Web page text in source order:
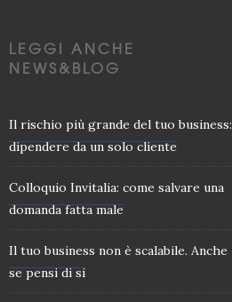
LEGGI ANCHE
NEWS&BLOG
Il rischio più grande del tuo business:
dipendere da un solo cliente
Colloquio Invitalia: come salvare una
domanda fatta male
Il tuo business non è scalabile. Anche
se pensi di si